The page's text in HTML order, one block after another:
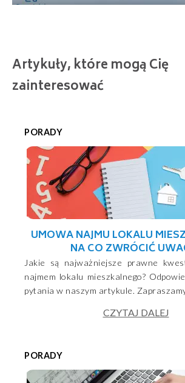
Artykuły, które mogą Cię
zainteresować
PORADY
UMOWA NAJMU LOKALU
NA CO ZWRÓCIĆ
Jakie są najważniejsze prawne
najmem lokalu mieszkalnego?
pytania w naszym artykule.
CZYTAJ DALEJ
PORADY